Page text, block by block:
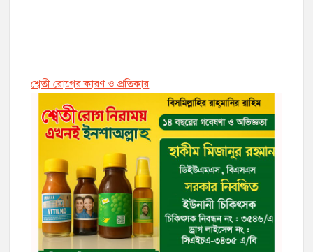
শ্বেতী রোগের কারণ ও প্রতিকার